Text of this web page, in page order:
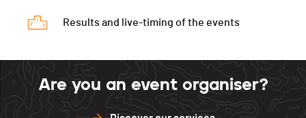
Results and live-timing of the events
Are you an event organiser?